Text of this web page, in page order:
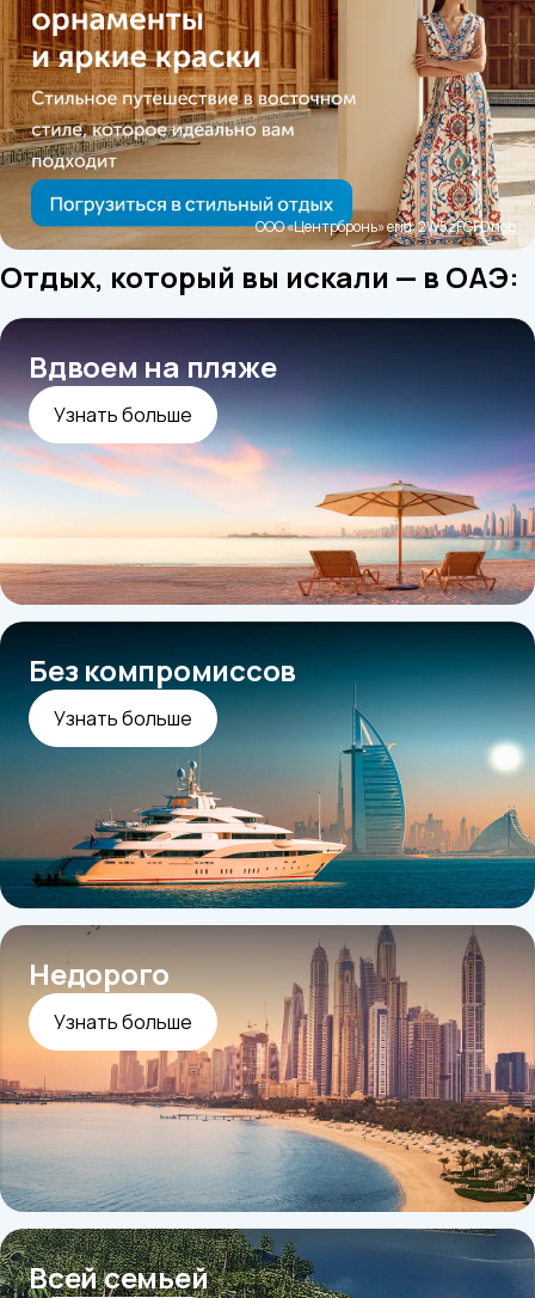
Отдых, который вы искали — в ОАЭ:
Вдвоем на пляже
Узнать больше
Без компромиссов
Узнать больше
Недорого
Узнать больше
Всей семьей